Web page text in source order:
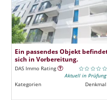
Ein passendes Objekt
sich in Vorbereitung.
DAS Immo Rating
Aktuell in Prüfung
Kategorien
Denkmal